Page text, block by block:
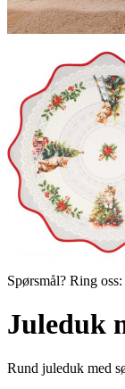
Spørsmål? Ring oss:
Juleduk
Rund juleduk med